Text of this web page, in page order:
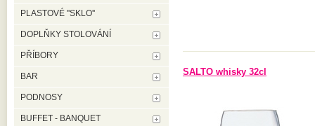
SALTO whisky 32cl
PLASTOVÉ ''SKLO''
DOPLŇKY STOLOVÁNÍ
PŘÍBORY
BAR
PODNOSY
BUFFET - BANQUET